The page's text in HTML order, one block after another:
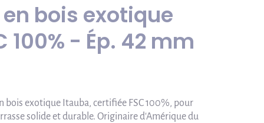
bois exotique
100% - Ép. 42 mm
bois exotique Itauba, certifiée FSC 100%, pour
solide et durable. Originaire d'Amérique du